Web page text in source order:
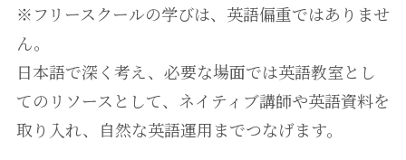
※フリースクールの学びは、英語偏重ではありませ
ん。
日本語で深く考え、必要な場面では英語教室とし
てのリソースとして、ネイティブ講師や英語資料を
取り入れ、自然な英語運用までつなげます。